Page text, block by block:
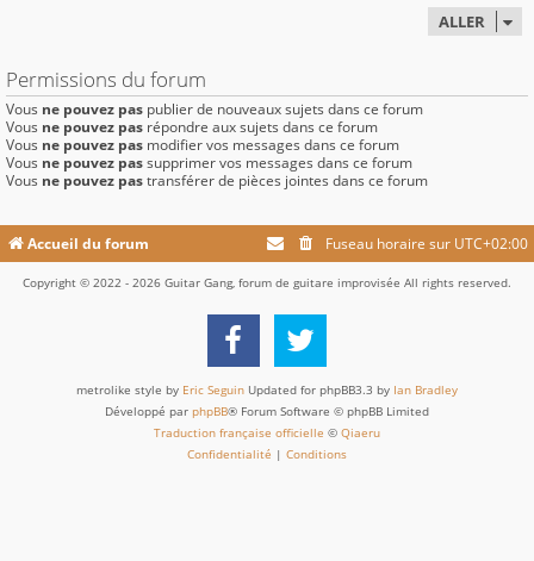
ALLER
Permissions du forum
Vous ne pouvez pas publier de nouveaux sujets dans ce forum
Vous ne pouvez pas répondre aux sujets dans ce forum
Vous ne pouvez pas modifier vos messages dans ce forum
Vous ne pouvez passupprimer vos messages dans ce forum
Vous ne pouvez pastransférer de pièces jointes dans ce forum
Accueil du forum Fuseau horaire sur UTC+02:00
Copyright © 2022 - 2026 Guitar Gang, forum de guitare improvisée All rights reserved.
metrolike style by Eric Seguin Updated for phpBB3.3 by Ian Bradley
Développé par phpBB® Forum Software © phpBB Limited
Traduction française officielle © Qiaeru
Confidentialité | Conditions